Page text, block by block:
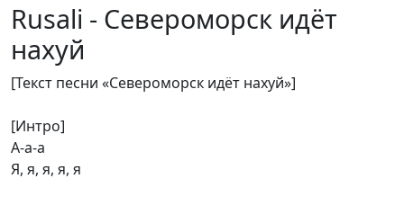
Rusali - Североморск идёт
нахуй
[Текст песни «Североморск идёт нахуй»]
[Интро]
А-а-а
Я, я, я, я, я